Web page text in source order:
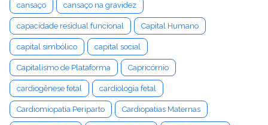
cansaço cansaço na gravidez
capacidade residual funcional Capital Humano
capital simbólico capital social
Capitalismo de Plataforma Capricórnio
cardiogênese fetal cardiologia fetal
Cardiomiopatia Periparto Cardiopatias Maternas